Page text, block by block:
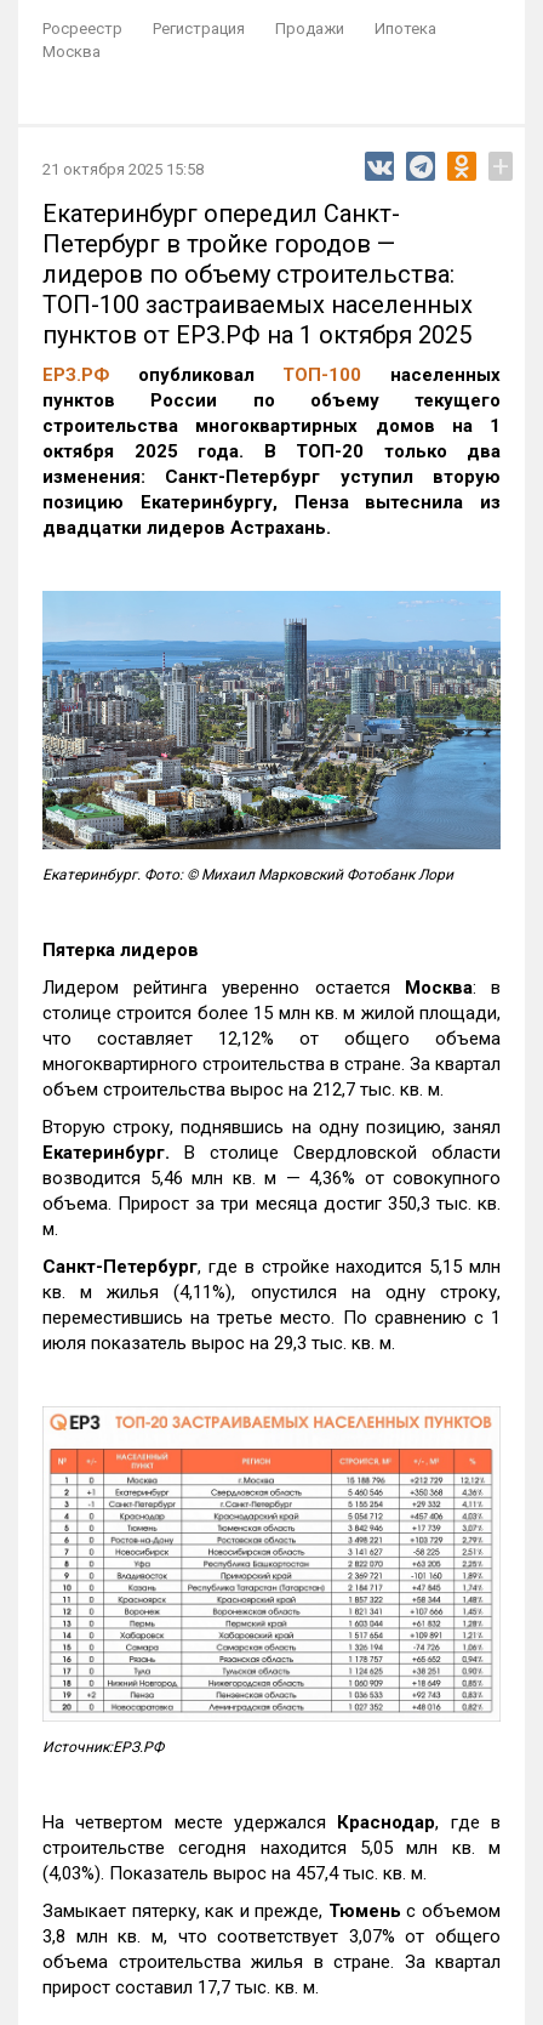
Росреестр Регистрация Продажи
Ипотека
Москва
21 октября 2025 15:58 +
Екатеринбург опередил Санкт-
Петербург в тройке городов —
лидеров по объему строительства:
ТОП-100 застраиваемых населенных
пунктов от ЕРЗ.РФ на 1 октября 2025
ЕРЗ.РФ опубликовал ТОП-100 населенных
пунктов России по объему текущего
строительства многоквартирных домов на 1
октября 2025 года. В ТОП-20 только два
изменения: Санкт-Петербург уступил вторую
позицию Екатеринбургу, Пенза вытеснила из
двадцатки лидеров Астрахань.
Екатеринбург. Фото: © Михаил Марковский Фотобанк Лори
Пятерка лидеров
Лидером рейтинга уверенно остается Москва: в
столице строится более 15 млн кв. м жилой площади,
что составляет 12,12% от общего объема
многоквартирного строительства в стране. За квартал
объем строительства вырос на 212,7 тыс. кв. м.
Вторую строку, поднявшись на одну позицию, занял
Екатеринбург. В столице Свердловской области
возводится 5,46 млн кв. м — 4,36% от совокупного
объема. Прирост за три месяца достиг 350,3 тыс. кв.
м.
Санкт-Петербург, где в стройке находится 5,15 млн
кв. м жилья (4,11%), опустился на одну строку,
переместившись на третье место. По сравнению с 1
июля показатель вырос на 29,3 тыс. кв. м.
Источник:ЕРЗ.РФ
На четвертом месте удержался Краснодар, где в
строительстве сегодня находится 5,05 млн кв. м
(4,03%). Показатель вырос на 457,4 тыс. кв. м.
Замыкает пятерку, как и прежде, Тюмень с объемом
3,8 млн кв. м, что соответствует 3,07% от общего
объема строительства жилья в стране. За квартал
прирост составил 17,7 тыс. кв. м.